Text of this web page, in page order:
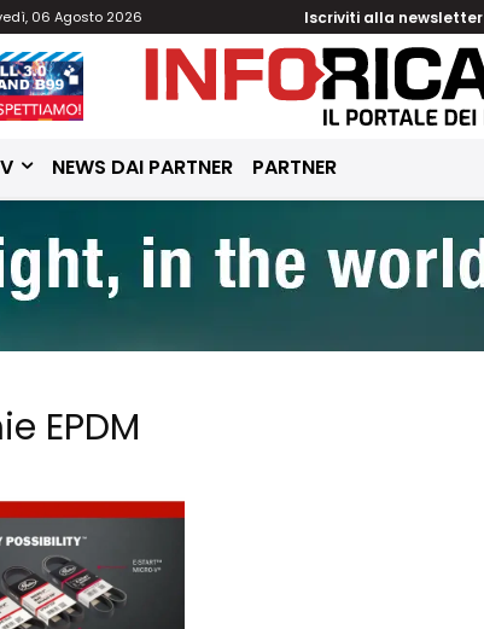
06 Agosto 2026 Iscriviti alla newsletter
NEWS DAI PARTNER PARTNER
EPDM